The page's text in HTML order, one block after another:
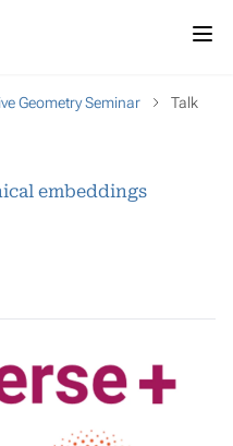
Geometry Seminar Talk
embeddings